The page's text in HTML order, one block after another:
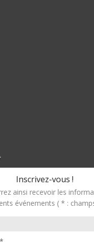
Inscrivez-vous !
ainsi recevoir les
événements ( * :